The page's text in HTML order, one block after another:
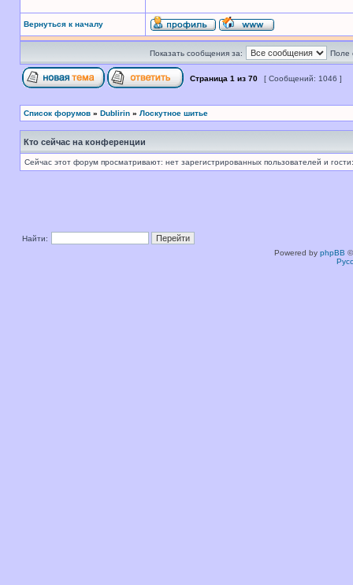
Вернуться к началу
Показать сообщения за: Поле
Страница 1 из 70 [ Сообщений: 1046 ]
Список форумов » Dublirin » Лоскутное шитье
Кто сейчас на конференции
Сейчас этот форум просматривают: нет зарегистрированных пользователей и
Найти:
Powered by phpBB